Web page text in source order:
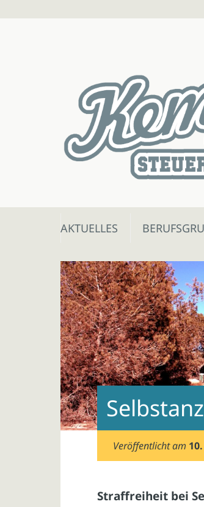
Skip
AKTUELLES
Veröffentlicht am
Straffreiheit bei